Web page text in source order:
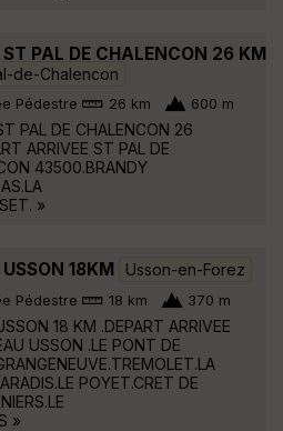
ST PAL DE CHALENCON 26 KM
de-Chalencon
Pédestre 26 km 600 m
PAL DE CHALENCON 26
ARRIVEE ST PAL DE
43500.BRANDY
»
18KM Usson-en-Forez
Pédestre 18 km 370 m
18 KM .DEPART ARRIVEE
USSON .LE PONT DE
POYET.CRET DE
»